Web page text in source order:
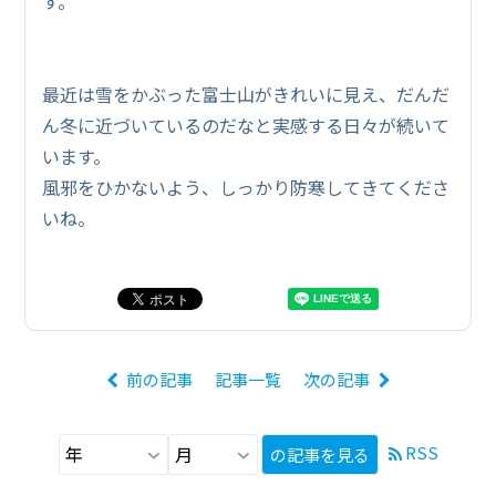
最近は雪をかぶった富士山がきれいに見え、だんだ
ん冬に近づいているのだなと実感する日々が続いて
います。
風邪をひかないよう、しっかり防寒してきてくださ
いね。
前の記事 記事一覧 次の記事
の記事を見る RSS